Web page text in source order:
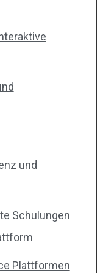
und
Schulungen
Plattformen